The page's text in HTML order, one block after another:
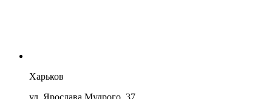
Харьков
ул. Ярослава Мудрого, 37